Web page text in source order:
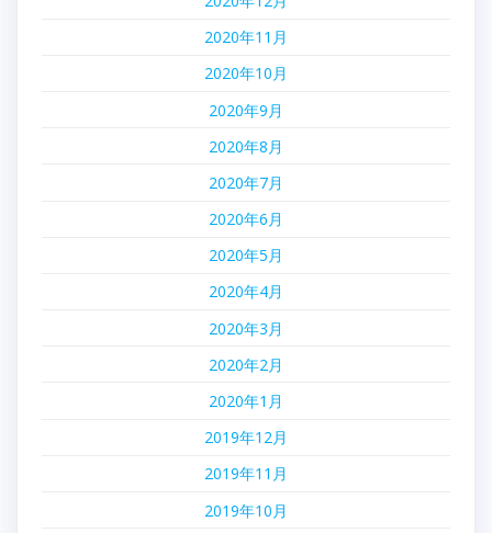
2020年11月
2020年10月
2020年9月
2020年8月
2020年7月
2020年6月
2020年5月
2020年4月
2020年3月
2020年2月
2020年1月
2019年12月
2019年11月
2019年10月